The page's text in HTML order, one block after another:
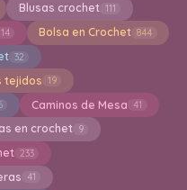
Blusas crochet 111
14 Bolsa en Crochet 844
32
tejidos 19
Caminos de Mesa 41
en crochet 9
233
41